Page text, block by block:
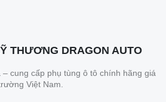
THƯƠNG DRAGON AUTO
cung cấp phụ tùng ô tô chính hãng giá
Việt Nam.